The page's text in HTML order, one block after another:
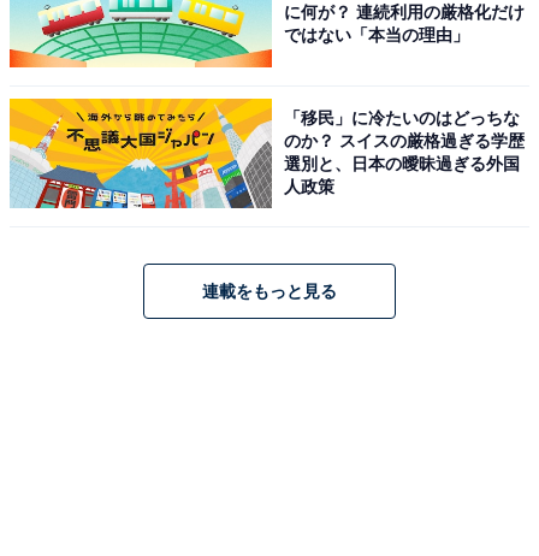
に何が？ 連続利用の厳格化だけ
ではない「本当の理由」
「移民」に冷たいのはどっちな
のか？ スイスの厳格過ぎる学歴
選別と、日本の曖昧過ぎる外国
人政策
連載をもっと見る